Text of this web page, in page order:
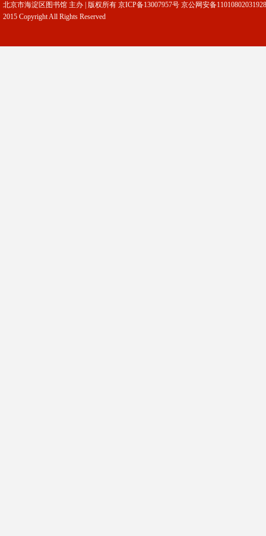
北京市海淀区图书馆 主办 | 版权所有 京ICP备13007957号 京公网安备
2015 Copyright All Rights Reserved